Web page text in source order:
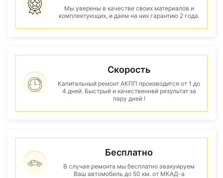
Мы уверены в качестве своих материалов и
комплектующих, и даем на них гарантию 2 года.
Скорость
Капитальный ремонт АКПП производится от 1 до
4 дней. Быстрый и качественнвй результат за
пару дней !
Бесплатно
В случае ремонта мы бесплатно эвакуируем
Ваш автомобиль до 50 км. от МКАД-а